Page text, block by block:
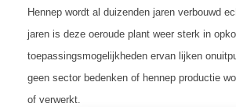
Hennep wordt al duizenden jaren verbouwd
jaren is deze oeroude plant weer sterk in
toepassingsmogelijkheden ervan lijken
geen sector bedenken of hennep productie
of verwerkt.